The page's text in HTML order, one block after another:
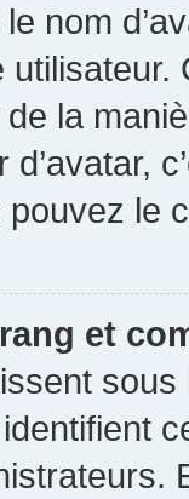
nom
la
pouvez
et